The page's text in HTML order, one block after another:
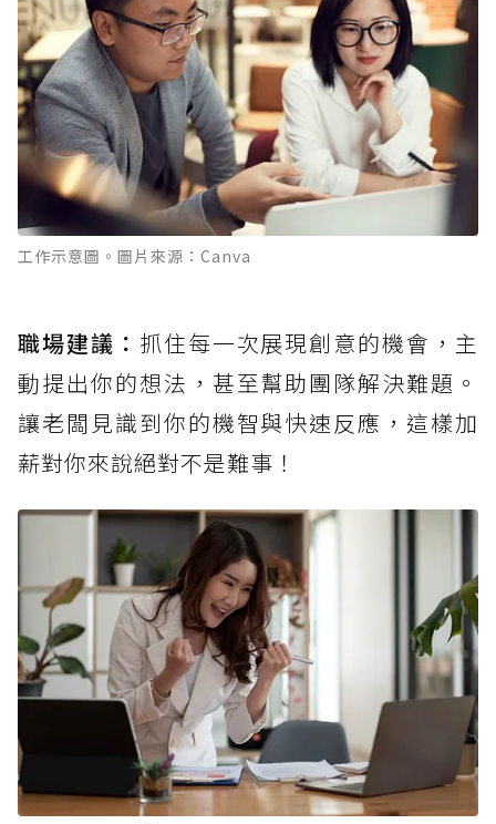
工作示意圖。圖片來源：Canva
職場建議： 抓住每一次展現創意的機會，主
動提出你的想法，甚至幫助團隊解決難題。
讓老闆見識到你的機智與快速反應，這樣加
薪對你來說絕對不是難事！